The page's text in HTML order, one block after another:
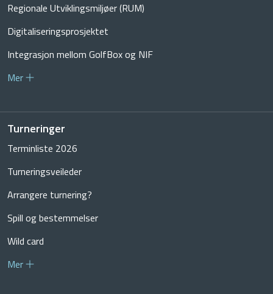
Regionale Utviklingsmiljøer (RUM)
Digitaliseringsprosjektet
Integrasjon mellom GolfBox og NIF
Mer
Turneringer
Terminliste 2026
Turneringsveileder
Arrangere turnering?
Spill og bestemmelser
Wild card
Mer